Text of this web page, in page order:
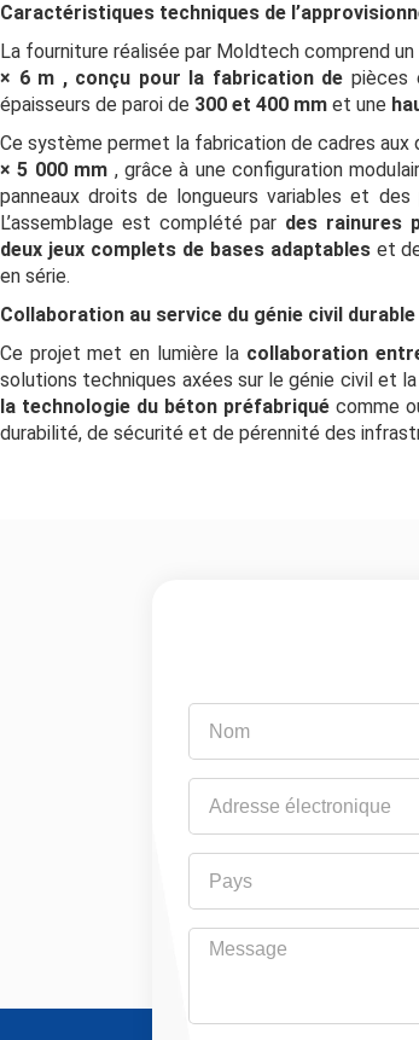
Caractéristiques techniques de
La fourniture réalisée par Moldtech comprend un
× 6 m , conçu pour la fabrication depièces
épaisseurs de paroi de 300 et 400 mm et une
Ce système permet la fabrication de cadres aux
× 5 000 mm , grâce à une configuration
panneaux droits de longueurs variables et
L’assemblage est complété par des rainures
deux jeux complets de bases adaptables et
en série.
Collaboration au service du génie civil durable
Ce projet met en lumière la collaboration
solutions techniques axées sur le génie civil et
la technologie du béton préfabriqué comme
durabilité, de sécurité et de pérennité des
électronique
Message